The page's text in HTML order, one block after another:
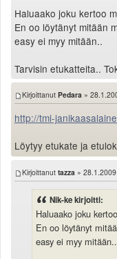
MP13 kuvia
ACS 2015 kuvia
Lisää uusi tapahtuma
SÄÄ
Valitse paikkakunta
Helsingin sää
Tampereen sää
Oulun sää
Kuopion sää
Rovaniemen sää
MUUT
VIP-jäsenyys
Paidat ja vaatteet
Suunnittele oma paita
Haluaako joku kertoo
En oo löytänyt mitään
easy ei myy mitään..
Tarvisin etukatteita..
Kirjoittanut Pedara »
http://tmi-
Löytyy etukate ja
Kirjoittanut tazza »
Nik-ke kirjoitti:
Haluaako joku
En oo löytänyt
easy ei myy mitään..